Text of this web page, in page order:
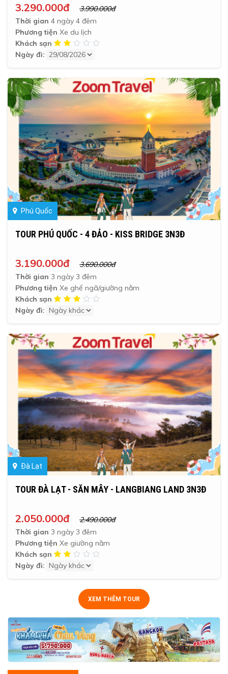
3.290.000đ
3.990.000đ
Thời gian 4 ngày 4 đêm
Phương tiện Xe du lịch
Khách sạn
Ngày đi:
Phú Quốc
TOUR PHÚ QUỐC - 4 ĐẢO - KISS BRIDGE 3N3Đ
3.190.000đ
3.690.000đ
Thời gian 3 ngày 3 đêm
Phương tiện Xe ghế ngã/giường nằm
Khách sạn
Ngày đi:
Đà Lạt
TOUR ĐÀ LẠT - SĂN MÂY - LANGBIANG LAND 3N3Đ
2.050.000đ
2.490.000đ
Thời gian 3 ngày 3 đêm
Phương tiện Xe giường nằm
Khách sạn
Ngày đi:
XEM THÊM TOUR